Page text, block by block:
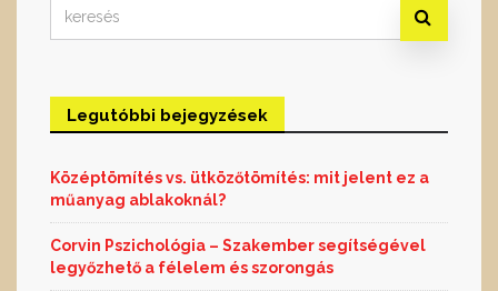
for:
Legutóbbi bejegyzések
Középtömítés vs. ütközőtömítés: mit jelent ez a
műanyag ablakoknál?
Corvin Pszichológia – Szakember segítségével
legyőzhető a félelem és szorongás